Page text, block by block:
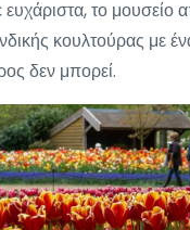
ευχάριστα, το μουσείο
κουλτούρας με
δεν μπορεί.